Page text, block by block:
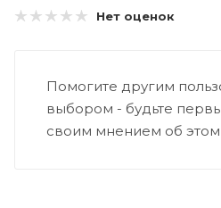
Нет оценок
Помогите другим
выбором - будьте
своим мнением об этом